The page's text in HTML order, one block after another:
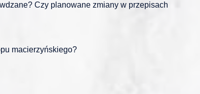
Czy planowane zmiany w przepisach
macierzyńskiego?